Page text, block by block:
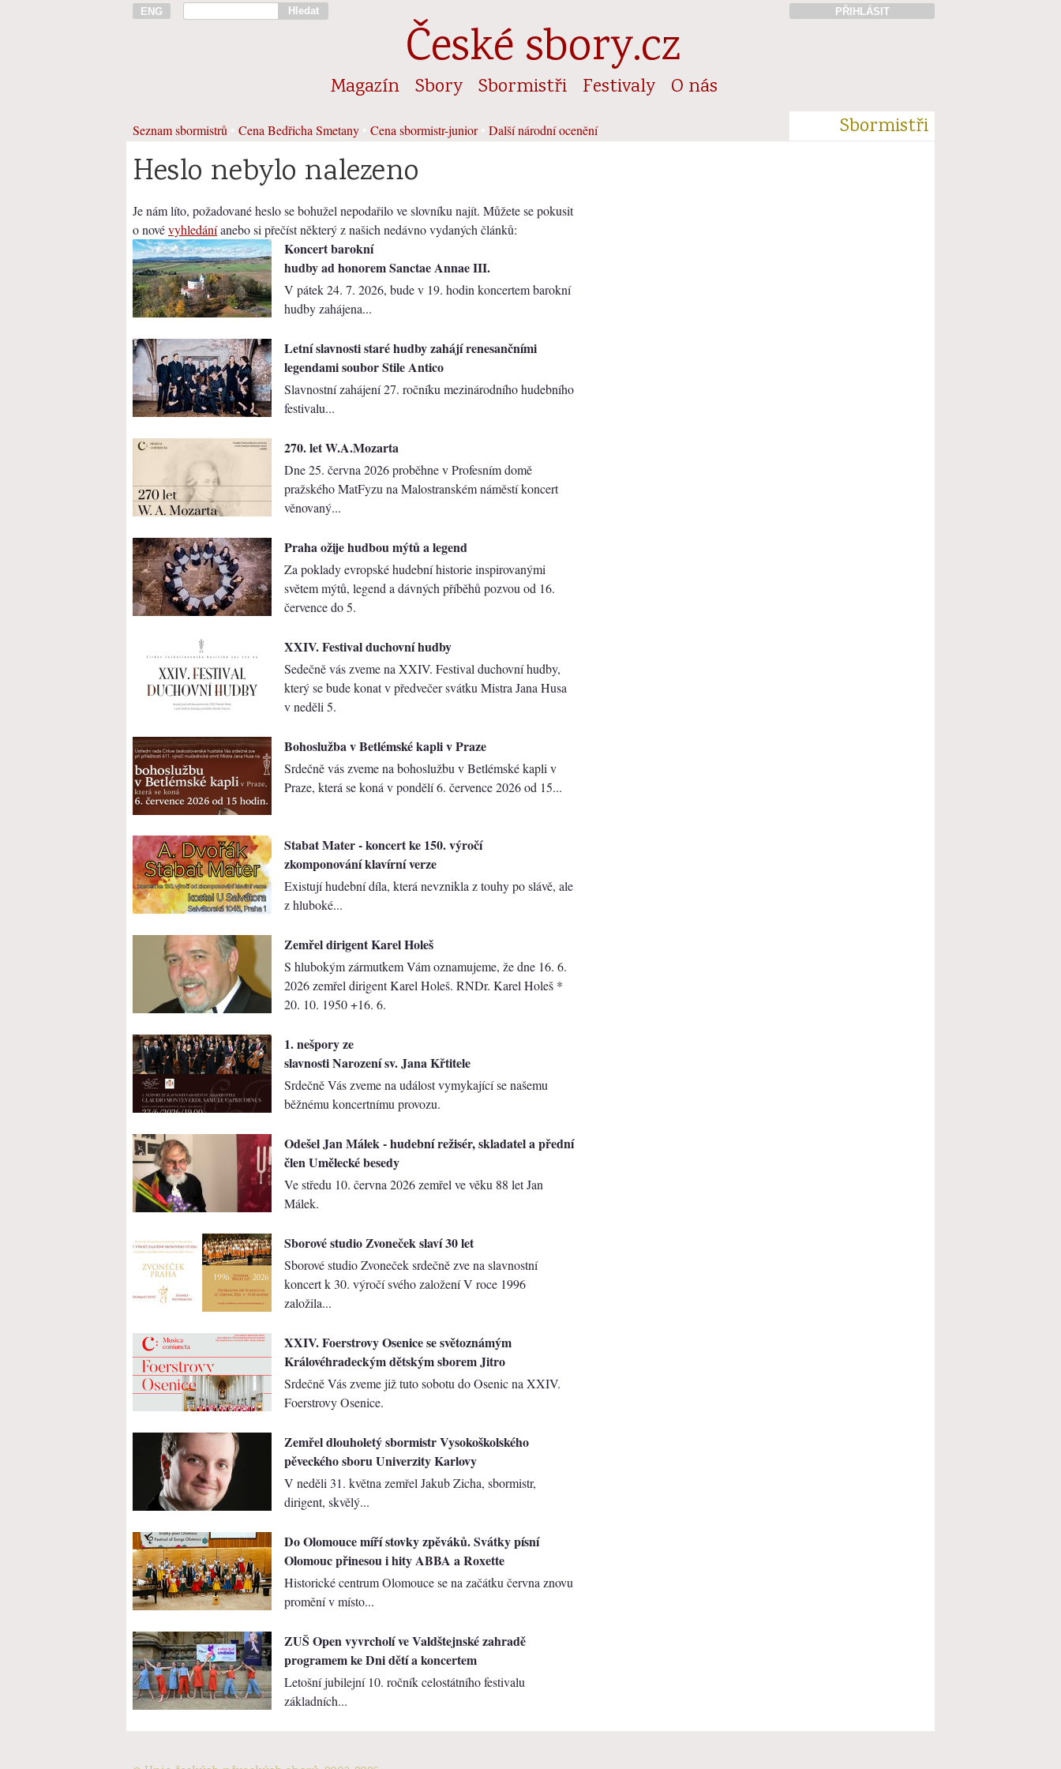
ENG Hledat PŘIHLÁSIT
České sbory.cz
Magazín Sbory Sbormistři Festivaly O nás
Seznam sbormistrů Cena Bedřicha Smetany Cena sbormistr-junior• Další národní ocenění Sbormistři
Heslo nebylo nalezeno
Je nám líto, požadované heslo se bohužel nepodařilo ve slovníku najít. Můžete se pokusit
o novévyhledáníanebo si přečíst některý z našich nedávno vydaných článků:
Koncert barokní
hudby ad honorem Sanctae Annae III.
V pátek 24. 7. 2026, bude v 19. hodin koncertem barokní
hudby zahájena...
Letní slavnosti staré hudby zahájí renesančními
legendami soubor Stile Antico
Slavnostní zahájení 27. ročníku mezinárodního hudebního
festivalu...
270. let W.A.Mozarta
Dne 25. června 2026 proběhne v Profesním domě
pražského MatFyzu na Malostranském náměstí koncert
věnovaný...
Praha ožije hudbou mýtů a legend
Za poklady evropské hudební historie inspirovanými
světem mýtů, legend a dávných příběhů pozvou od 16.
července do 5.
XXIV. Festival duchovní hudby
Sedečně vás zveme na XXI​V. Festival duchovní hudby,
který se bude konat v předvečer svátku Mistra Jana Husa
v ​neděli 5.
Bohoslužba v Betlémské kapli v Praze
Srdečně vás zveme na bohoslužbu v Betlémské kapli v
Praze, která se koná v ​pondělí 6. července 202​6 od 15...
Stabat Mater - koncert ke 150. výročí
zkomponování klavírní verze
Existují hudební díla, která nevznikla z touhy po slávě, ale
z hluboké...
Zemřel dirigent Karel Holeš
S hlubokým zármutkem Vám oznamujeme, že dne 16. 6.
2026 zemřel dirigent Karel Holeš. RNDr. Karel Holeš *
20. 10. 1950 +16. 6.
1. nešpory ze
slavnosti Narození sv. Jana Křtitele
Srdečně Vás zveme na událost vymykající se našemu
běžnému koncertnímu provozu.
Odešel Jan Málek - hudební režisér, skladatel a přední
člen Umělecké besedy
Ve středu 10. června 2026 zemřel ve věku 88 let Jan
Málek.
Sborové studio Zvoneček slaví 30 let
Sborové studio Zvoneček srdečně zve na slavnostní
koncert k 30. výročí svého založení V roce 1996
založila...
XXIV. Foerstrovy Osenice se světoznámým
Královéhradeckým dětským sborem Jitro
Srdečně Vás zveme již tuto sobotu do Osenic na XXIV.
Foerstrovy Osenice.
Zemřel dlouholetý sbormistr Vysokoškolského
pěveckého sboru Univerzity Karlovy
V neděli 31. května zemřel Jakub Zicha, sbormistr,
dirigent, skvělý...
Do Olomouce míří stovky zpěváků. Svátky písní
Olomouc přinesou i hity ABBA a Roxette
Historické centrum Olomouce se na začátku června znovu
promění v místo...
ZUŠ Open vyvrcholí ve Valdštejnské zahradě
programem ke Dni dětí a koncertem
Letošní jubilejní 10. ročník celostátního festivalu
základních...